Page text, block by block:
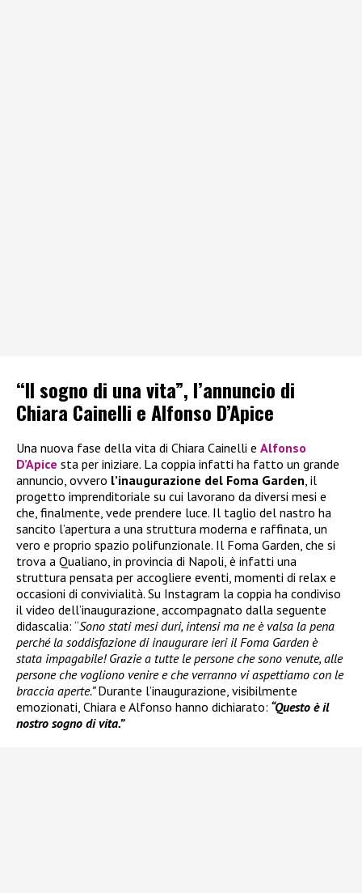
“Il sogno di una vita”, l’annuncio di
Chiara Cainelli e Alfonso D’Apice
Una nuova fase della vita di Chiara Cainelli e Alfonso
D’Apice sta per iniziare. La coppia infatti ha fatto un grande
annuncio, ovvero l’inaugurazione del Foma Garden , il
progetto imprenditoriale su cui lavorano da diversi mesi e
che, finalmente, vede prendere luce. Il taglio del nastro ha
sancito l’apertura a una struttura moderna e raffinata, un
vero e proprio spazio polifunzionale. Il Foma Garden, che si
trova a Qualiano, in provincia di Napoli, è infatti una
struttura pensata per accogliere eventi, momenti di relax e
occasioni di convivialità. Su Instagram la coppia ha condiviso
il video dell’inaugurazione, accompagnato dalla seguente
didascalia: “Sono stati mesi duri, intensi ma ne è valsa la pena
perché la soddisfazione di inaugurare ieri il Foma Garden è
stata impagabile! Grazie a tutte le persone che sono venute, alle
persone che vogliono venire e che verranno vi aspettiamo con le
braccia aperte.”Durante l’inaugurazione, visibilmente
emozionati, Chiara e Alfonso hanno dichiarato: “Questo è il
nostro sogno di vita.”